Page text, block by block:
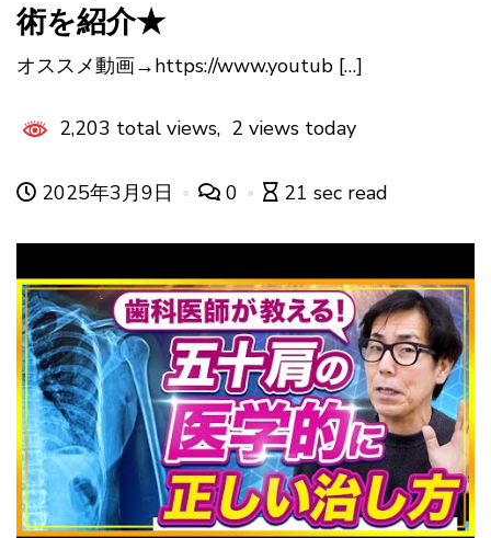
術を紹介★
オススメ動画→https://www.youtub […]
2,203 total views, 2 views today
2025年3月9日 0 21 sec read